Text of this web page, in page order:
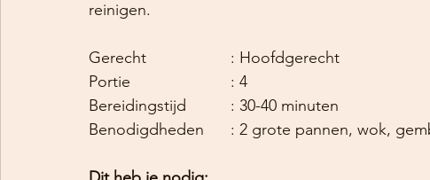
reinigen.
Gerecht			: Hoofdgerecht
Portie			: 4
Bereidingstijd		: 30-40 minuten
Benodigdheden	: 2 grote pannen,